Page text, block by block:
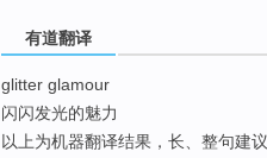
有道翻译
glitter glamour
闪闪发光的魅力
以上为机器翻译结果，长、整句建